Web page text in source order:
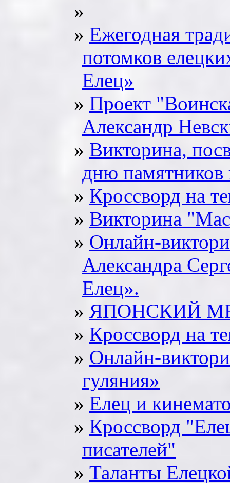
Ежегодная
потомков
Елец»
Проект
Александр
Викторина,
дню памятников
Кроссворд на
Викторина
Онлайн-
Александра
Елец».
ЯПОНСКИЙ
Кроссворд на
Онлайн-
гуляния»
Елец и
Кроссворд
писателей"
Таланты